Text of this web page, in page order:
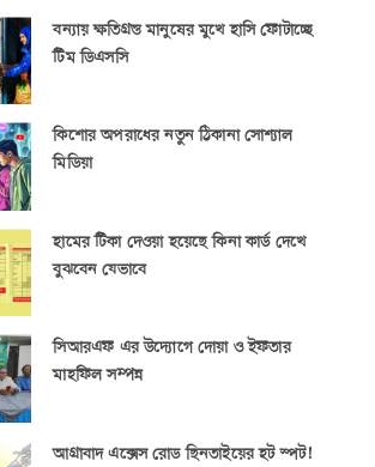
বন্যায় ক্ষতিগ্রস্ত মানুষের মুখে হাসি ফোটাচ্ছে
টিম ডিএসসি
কিশোর অপরাধের নতুন ঠিকানা সোশ্যাল
মিডিয়া
হামের টিকা দেওয়া হয়েছে কিনা কার্ড দেখে
বুঝবেন যেভাবে
সিআরএফ এর উদ্যোগে দোয়া ও ইফতার
মাহফিল সম্পন্ন
আগ্রাবাদ এক্সেস রোড ছিনতাইয়ের হট স্পট!